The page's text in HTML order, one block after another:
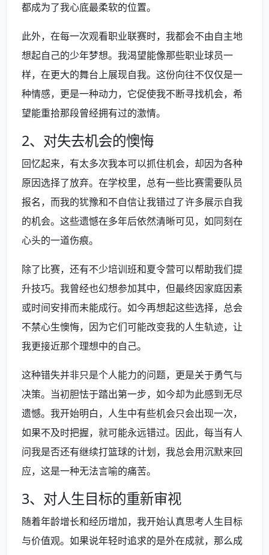
都成为了我心底最柔软的位置。
此外，在每一次观看职业联赛时，我都会不由自主地
想起自己的少年梦想。我渴望能像那些职业球员一
样，在更大的舞台上展现自我。这份向往不仅仅是一
种情感，更是一种动力，它促使我不断寻找机会，希
望能重拾那段曾经拥有过的激情。
2、对失去机会的懊悔
回忆起来，有太多次我本可以抓住机会，却因为各种
原因选择了放弃。在学校里，总有一些比赛需要队员
报名，而我的犹豫和不自信让我错过了许多展示自我
的机会。这些遗憾在多年后依然清晰可见，如同刻在
心头的一道伤痕。
除了比赛，还有不少培训班和夏令营可以帮助我们提
升技巧。我曾经也幻想参加其中，但最终因家庭因素
或时间安排而未能成行。如今再想起这些选择，总会
不禁心生懊悔，因为它们可能改变我的人生轨迹，让
我更接近那个理想中的自己。
这种错失并非只是个人能力的问题，更是关于勇气与
决策。当初胆怯于踏出第一步，如今却为此感到无尽
遗憾。我开始明白，人生中有些机会只会出现一次，
如果不及时把握，就可能永远错过。因此，每当有人
问我是否还有继续打篮球的计划，我总会用沉默来回
应，这是一种无法言喻的痛苦。
3、对人生目标的重新审视
随着年龄增长和经历增加，我开始认真思考人生目标
与价值观。如果说年轻时追求的是外在成就，那么成